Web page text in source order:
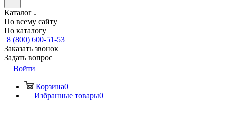
Каталог
По всему сайту
По каталогу
8 (800) 600-51-53
Заказать звонок
Задать вопрос
Войти
Корзина0
Избранные товары0